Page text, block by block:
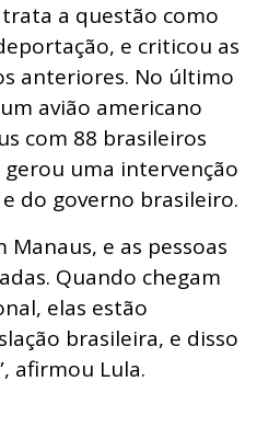
a questão como
e criticou as
anteriores. No último
avião americano
com 88 brasileiros
uma intervenção
do governo brasileiro.
Manaus, e as pessoas
Quando chegam
elas estão
brasileira, e disso
afirmou Lula.